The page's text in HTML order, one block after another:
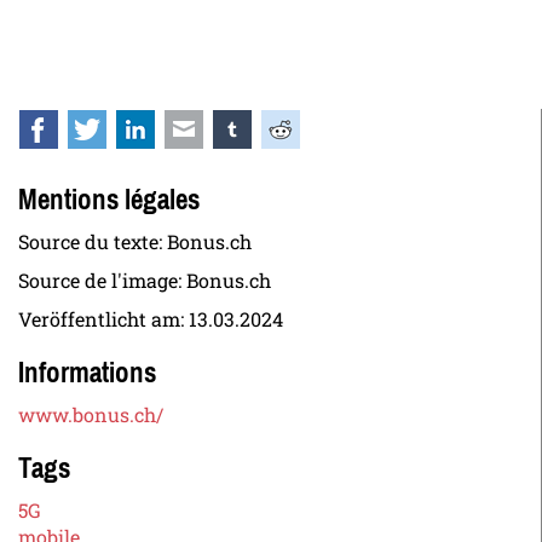
Facebook
TwitterLinkedInE-mail tumblrReddit
Mentions légales
Source du texte: Bonus.ch
Source de l'image: Bonus.ch
Veröffentlicht am: 13.03.2024
Informations
www.bonus.ch/
Tags
5G
mobile